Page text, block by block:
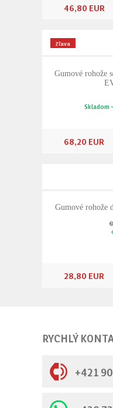
46,80 EUR
Zľava
Gumové rohože
Skladom
68,20 EUR
Gumové rohože
28,80 EUR
RYCHLÝ
+421